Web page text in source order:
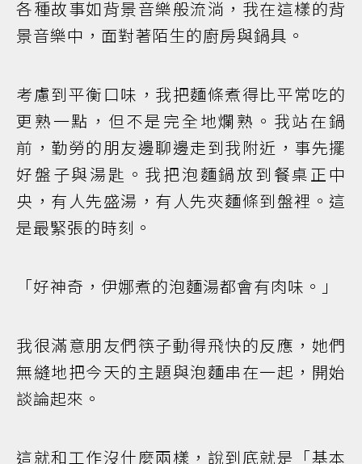
各種故事如背景音樂般流淌，我在這樣的背
景音樂中，面對著陌生的廚房與鍋具。
考慮到平衡口味，我把麵條煮得比平常吃的
更熟一點，但不是完全地爛熟。我站在鍋
前，勤勞的朋友邊聊邊走到我附近，事先擺
好盤子與湯匙。我把泡麵鍋放到餐桌正中
央，有人先盛湯，有人先夾麵條到盤裡。這
是最緊張的時刻。
「好神奇，伊娜煮的泡麵湯都會有肉味。」
我很滿意朋友們筷子動得飛快的反應，她們
無縫地把今天的主題與泡麵串在一起，開始
談論起來。
這就和工作沒什麼兩樣，說到底就是「基本